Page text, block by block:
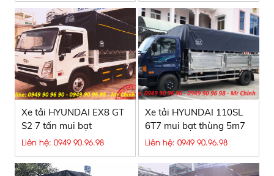
Xe tải HYUNDAI EX8 GT
S2 7 tấn mui bạt
Liên hệ: 0949 90.96.98
Xe tải HYUNDAI 110SL
6T7 mui bạt thùng 5m7
Liên hệ: 0949 90.96.98